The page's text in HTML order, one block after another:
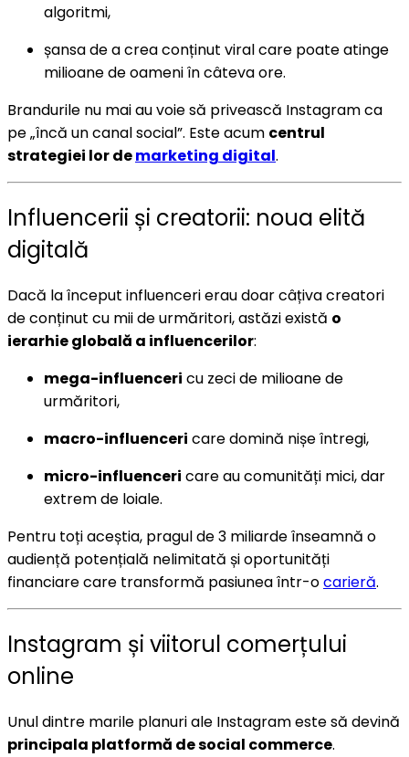
algoritmi,
șansa de a crea conținut viral care poate atinge
milioane de oameni în câteva ore.
Brandurile nu mai au voie să privească Instagram ca
pe „încă un canal social”. Este acum centrul
strategiei lor demarketing digital.
Influencerii și creatorii: noua elită
digitală
Dacă la început influenceri erau doar câțiva creatori
de conținut cu mii de urmăritori, astăzi există o
ierarhie globală a influencerilor:
mega-influenceri cu zeci de milioane de
urmăritori,
macro-influenceri care domină nișe întregi,
micro-influenceri care au comunități mici, dar
extrem de loiale.
Pentru toți aceștia, pragul de 3 miliarde înseamnă o
audiență potențială nelimitată și oportunități
financiare care transformă pasiunea într-ocarieră.
Instagram și viitorul comerțului
online
Unul dintre marile planuri ale Instagram este să devină
principala platformă de social commerce.